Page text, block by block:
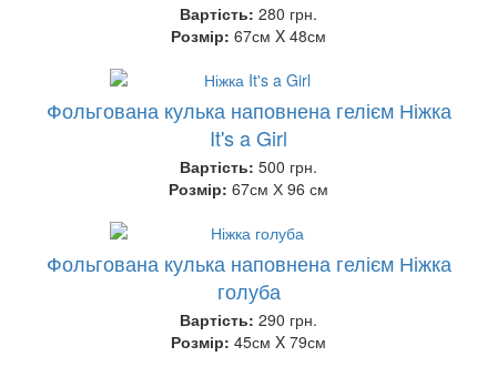
Вартість: 280 грн.
Розмір: 67см X 48см
Фольгована кулька наповнена гелієм Ніжка
It's a Girl
Вартість: 500 грн.
Розмір: 67см Х 96 см
Фольгована кулька наповнена гелієм Ніжка
голуба
Вартість: 290 грн.
Розмір: 45см X 79см